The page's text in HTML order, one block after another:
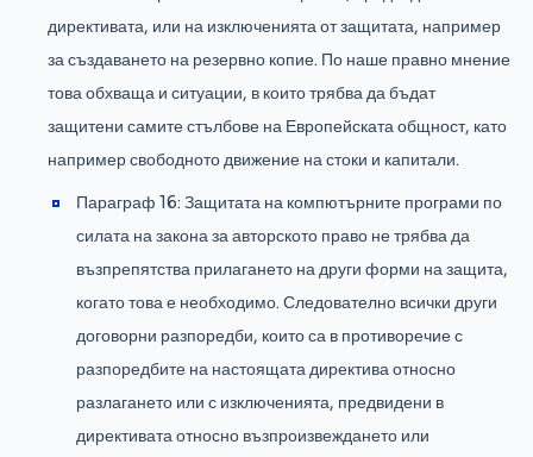
директивата, или на изключенията от защитата, например
за създаването на резервно копие. По наше правно мнение
това обхваща и ситуации, в които трябва да бъдат
защитени самите стълбове на Европейската общност, като
например свободното движение на стоки и капитали.
Параграф 16: Защитата на компютърните програми по
силата на закона за авторското право не трябва да
възпрепятства прилагането на други форми на защита,
когато това е необходимо. Следователно всички други
договорни разпоредби, които са в противоречие с
разпоредбите на настоящата директива относно
разлагането или с изключенията, предвидени в
директивата относно възпроизвеждането или